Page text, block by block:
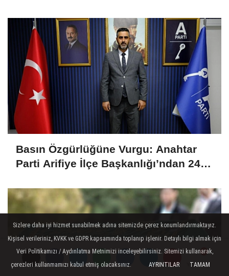
Yorumlar
Yorumlar
Yorumlar
Basın Özgürlüğüne Vurgu: Anahtar
Parti Arifiye İlçe Başkanlığı’ndan 24
Sizlere daha iyi hizmet sunabilmek adına sitemizde çerez konumlandırmaktayız.
Kişisel verileriniz, KVKK ve GDPR kapsamında toplanıp işlenir. Detaylı bilgi almak için
Veri Politikamızı / Aydınlatma Metnimizi inceleyebilirsiniz. Sitemizi kullanarak,
çerezleri kullanmamızı kabul etmiş olacaksınız.
AYRINTILAR TAMAM